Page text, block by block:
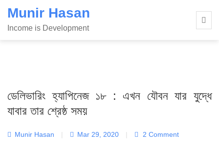
SkipMunir Hasan
Income is Development
ডেলিভারিং হ্যাপিনেজ ১৮ : এখন যৌবন যার যুদ্ধে
যাবার তার শ্রেষ্ঠ সময়
Munir Hasan | Mar 29, 2020 | 2 Comment